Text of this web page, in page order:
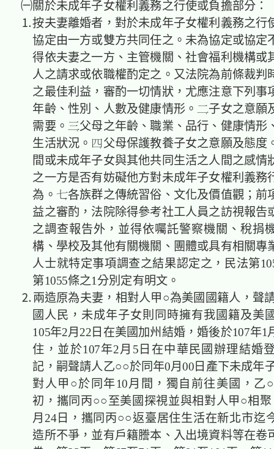
㈠關於未成年子女權利義務之行使或負擔部分：
⒈按夫妻離婚者，對於未成年子女權利義務之行
協定由一方或雙方共同任之。未為協定或協定
得依夫妻之一方、主管機關、社會福利機構或
人之請求或依職權酌定之。又法院為前條裁判
之最佳利益，審酌一切情狀，尤應注意下列
年齡、性別、人數及健康情形。子女之意願
需要。父母之年齡、職業、品行、健康情形
生活狀況。父母保護教養子女之意願及態度
間或未成年子女與其他共同生活之人間之感
之一方是否有妨礙他方對未成年子女權利義務
為。各族群之傳統習俗、文化及價值觀；前
益之審酌，法院除得參考社工人員之訪視報告
之調查報告外，並得依囑託警察機關、稅捐
構、學校及其他有關機關、團體或具有相關專
人士就特定事項調查之結果認定之，民法第
第1055條之1分別定有明文。
⒉兩造原為夫妻，相對人甲○為美國國籍人，聲
國人民，未成年子女則同時擁有我國籍及美
105年2月22日在美國加州結婚，婚後於107年1
住，並於107年2月5日在中華民國辦理結婚
記，嗣聲請人乙○○於同年0月00日產下未成年
對人甲○於同年10月間，獨自前往美國，乙
初，攜同丙○○至美國探視並與相對人甲○相
月24日，攜同丙○○返臺居住生活在新北市迄
造所不爭，並有戶籍謄本、入出境資料等在卷